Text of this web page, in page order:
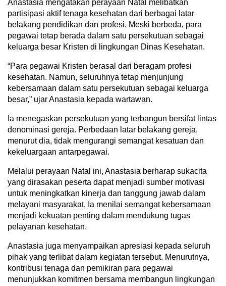
Anastasia mengatakan perayaan Natal melibatkan
partisipasi aktif tenaga kesehatan dari berbagai latar
belakang pendidikan dan profesi. Meski berbeda, para
pegawai tetap berada dalam satu persekutuan sebagai
keluarga besar Kristen di lingkungan Dinas Kesehatan.
“Para pegawai Kristen berasal dari beragam profesi
kesehatan. Namun, seluruhnya tetap menjunjung
kebersamaan dalam satu persekutuan sebagai keluarga
besar,” ujar Anastasia kepada wartawan.
Ia menegaskan persekutuan yang terbangun bersifat lintas
denominasi gereja. Perbedaan latar belakang gereja,
menurut dia, tidak mengurangi semangat kesatuan dan
kekeluargaan antarpegawai.
Melalui perayaan Natal ini, Anastasia berharap sukacita
yang dirasakan peserta dapat menjadi sumber motivasi
untuk meningkatkan kinerja dan tanggung jawab dalam
melayani masyarakat. Ia menilai semangat kebersamaan
menjadi kekuatan penting dalam mendukung tugas
pelayanan kesehatan.
Anastasia juga menyampaikan apresiasi kepada seluruh
pihak yang terlibat dalam kegiatan tersebut. Menurutnya,
kontribusi tenaga dan pemikiran para pegawai
menunjukkan komitmen bersama membangun lingkungan